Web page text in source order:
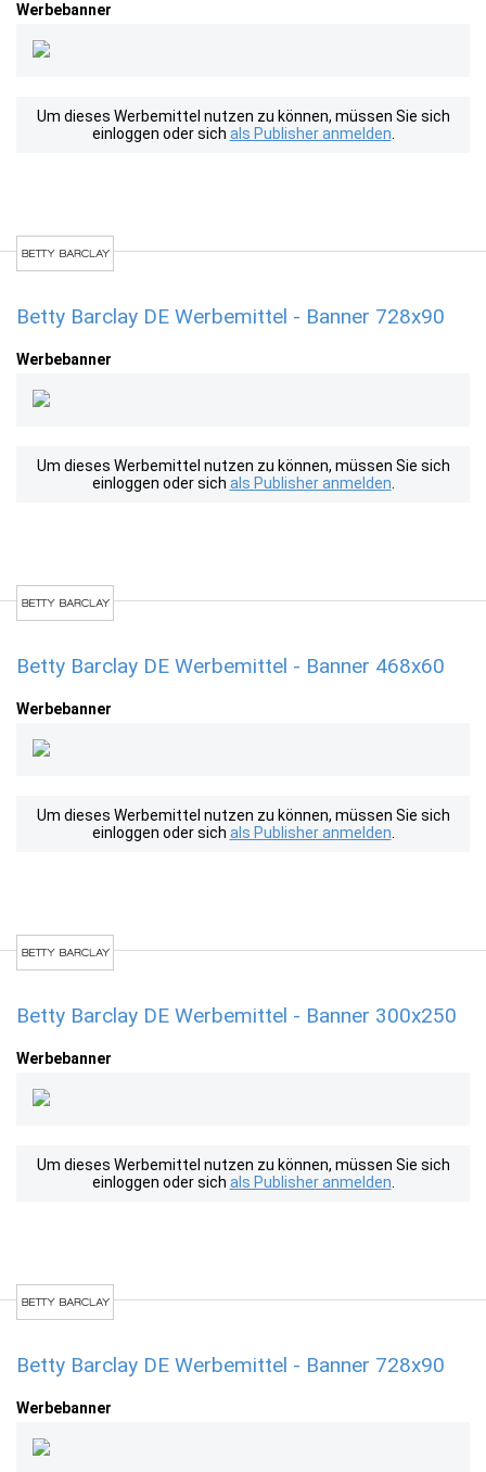
Werbebanner
Um dieses Werbemittel nutzen zu können, müssen Sie sich
einloggen oder sich als Publisher anmelden
Betty Barclay DE Werbemittel - Banner 728x90
Werbebanner
Um dieses Werbemittel nutzen zu können, müssen Sie sich
einloggen oder sich als Publisher anmelden
Betty Barclay DE Werbemittel - Banner 468x60
Werbebanner
Um dieses Werbemittel nutzen zu können, müssen Sie sich
einloggen oder sich als Publisher anmelden
Betty Barclay DE Werbemittel - Banner 300x250
Werbebanner
Um dieses Werbemittel nutzen zu können, müssen Sie sich
einloggen oder sich als Publisher anmelden
Betty Barclay DE Werbemittel - Banner 728x90
Werbebanner